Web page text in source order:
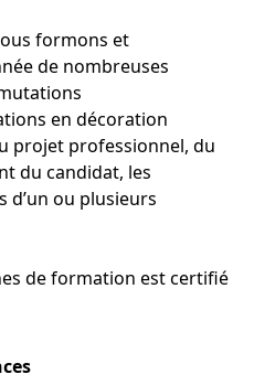
formons et
de nombreuses
en décoration
projet professionnel, du
du candidat, les
ou plusieurs
de formation est certifié